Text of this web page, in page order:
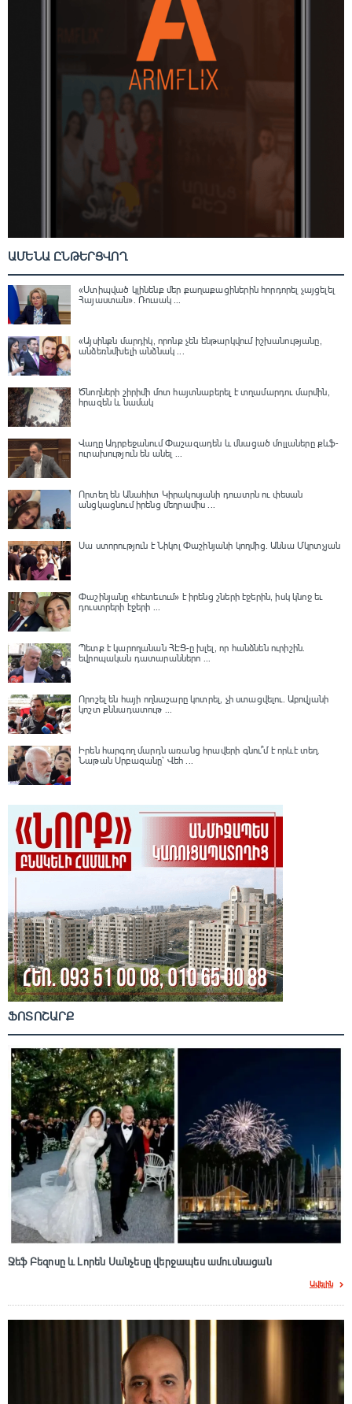
ԱՄԵՆԱ ԸՆԹԵՐՑՎՈՂ
«Ստիպված կլինենք մեր քաղաքացիներին հորդորել չայցելել
Հայաստան»․ Ռուսակ ...
«Այսինքն մարդիկ, որոնք չեն ենթարկվում իշխանությանը,
անձեռնմխելի անձնակ ...
Ծնողների շիրիմի մոտ հայտնաբերել է տղամարդու մարմին,
հրազեն և նամակ
Վաղը Ադրբեջանում Փաշազադեն և մնացած մոլլաները քևֆ-
ուրախություն են անել ...
Որտեղ են Անահիտ Կիրակոսյանի դուստրն ու փեսան
անցկացնում իրենց մեղրամիս ...
Սա ստորություն է Նիկոլ Փաշինյանի կողմից․ Աննա Մկրտչյան
Փաշինյանը «հետեւում» է իրենց շների էջերին, իսկ կնոջ եւ
դուստրերի էջերի ...
Պետք է կարողանան ՀԷՑ-ը խլել, որ հանձնեն ուրիշին.
եվրոպական դատարաններո ...
Որոշել են հայի ողնաշարը կոտրել, չի ստացվելու․ Աբովյանի
կոշտ քննադատութ ...
Իրեն հարգող մարդն առանց հրավերի գնու՞մ է որևէ տեղ.
Նաթան Սրբազանը՝ Վեհ ...
ՖՈՏՈՇԱՐՔ
Ջեֆ Բեզոսը և Լորեն Սանչեսը վերջապես ամուսնացան
Ավելին